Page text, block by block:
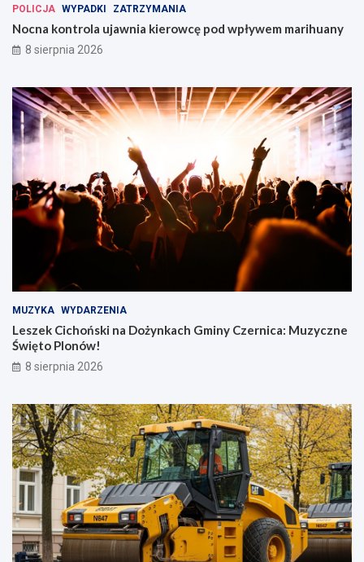
POLICJA WYPADKI ZATRZYMANIA
Nocna kontrola ujawnia kierowcę pod wpływem marihuany
8 sierpnia 2026
MUZYKA WYDARZENIA
Leszek Cichoński na Dożynkach Gminy Czernica: Muzyczne
Święto Plonów!
8 sierpnia 2026